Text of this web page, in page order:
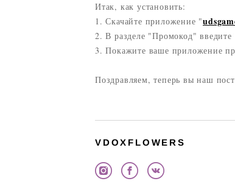
Итак, как установить:
1. Скачайте приложение "
2. В разделе "Промокод"
3. Покажите ваше приложение
Поздравляем, теперь вы наш
VDOXFLOWERS